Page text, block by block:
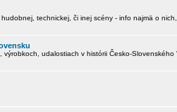
technickej, či inej scény - info najmä o
výrobkoch, udalostiach v histórii Česko-Slovenského